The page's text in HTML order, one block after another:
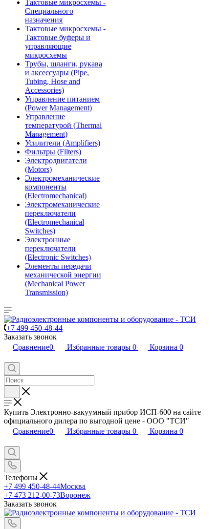
Тактовые микросхемы -
Специального
назначения
Тактовые микросхемы -
Тактовые буферы и
управляющие
микросхемы
Трубы, шланги, рукава
и аксессуары (Pipe,
Tubing, Hose and
Accessories)
Управление питанием
(Power Management)
Управление
температурой (Thermal
Management)
Усилители (Amplifiers)
Фильтры (Filters)
Электродвигатели
(Motors)
Электромеханические
компоненты
(Electromechanical)
Электромеханические
переключатели
(Electromechanical
Switches)
Электронные
переключатели
(Electronic Switches)
Элементы передачи
механической энергии
(Mechanical Power
Transmission)
+7 499 450-48-44
Заказать звонок
Сравнение0 Избранные товары 0 Корзина 0
Купить Электронно-вакуумный прибор ИСП-600 на сайте
официального дилера по выгодной цене - ООО "ТСИ"
Сравнение0 Избранные товары 0 Корзина 0
Телефоны
+7 499 450-48-44Москва
+7 473 212-00-73Воронеж
Заказать звонок